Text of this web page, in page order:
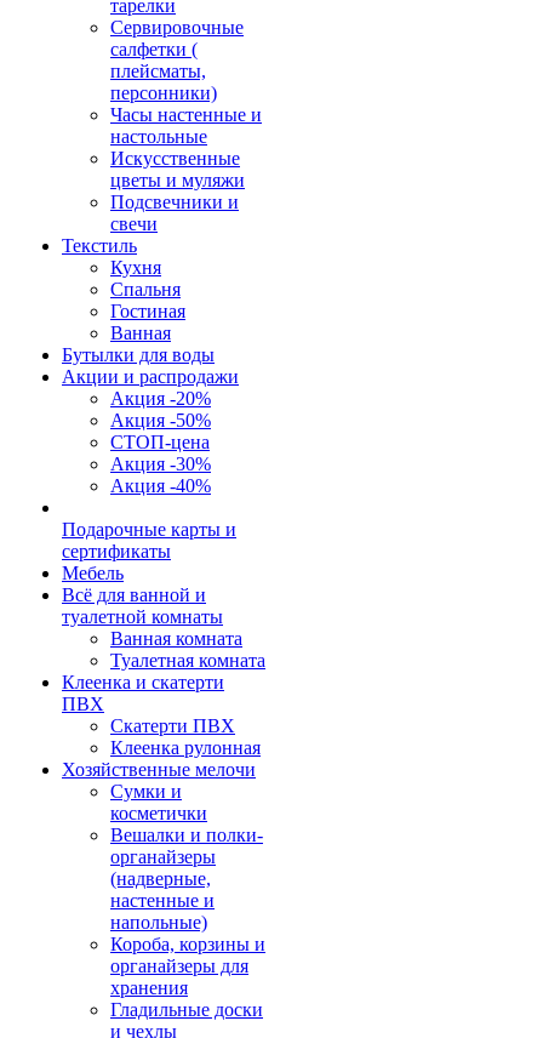
тарелки
Сервировочные
салфетки (
плейсматы,
персонники)
Часы настенные и
настольные
Искусственные
цветы и муляжи
Подсвечники и
свечи
Текстиль
Кухня
Спальня
Гостиная
Ванная
Бутылки для воды
Акции и распродажи
Акция -20%
Акция -50%
СТОП-цена
Акция -30%
Акция -40%
Подарочные карты и
сертификаты
Мебель
Всё для ванной и
туалетной комнаты
Ванная комната
Туалетная комната
Клеенка и скатерти
ПВХ
Скатерти ПВХ
Клеенка рулонная
Хозяйственные мелочи
Сумки и
косметички
Вешалки и полки-
органайзеры
(надверные,
настенные и
напольные)
Короба, корзины и
органайзеры для
хранения
Гладильные доски
и чехлы